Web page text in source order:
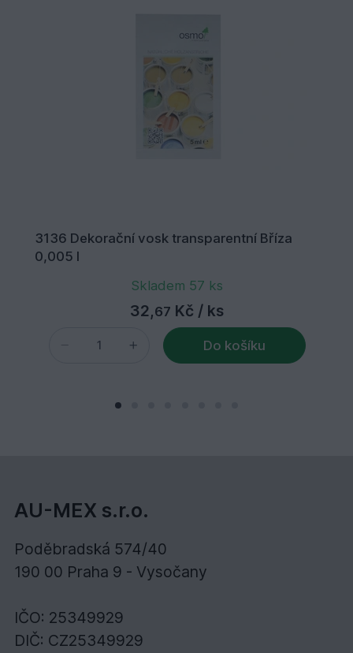
3136 Dekorační vosk transparentní Bříza
0,005 l
Skladem 57 ks
32,67 Kč / ks
Do košíku
AU-MEX s.r.o.
Poděbradská 574/40
190 00 Praha 9 - Vysočany
IČO: 25349929
DIČ: CZ25349929